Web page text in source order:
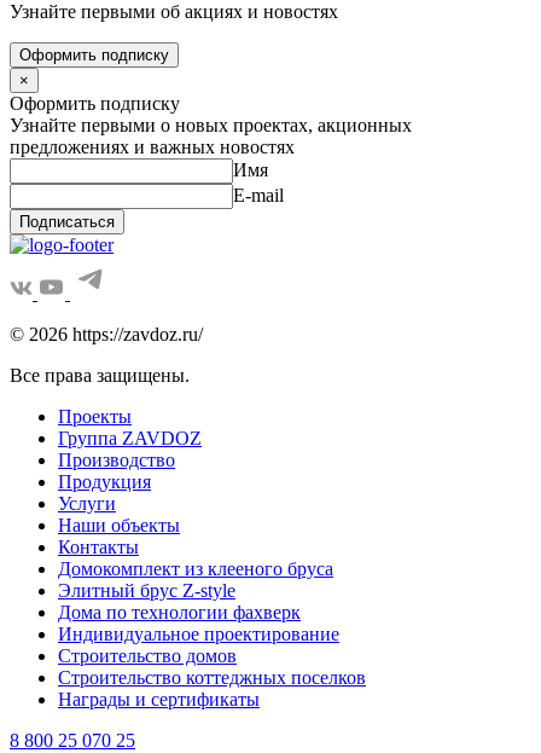
Узнайте первыми об акциях и новостях
Оформить подписку
×
Оформить подписку
Узнайте первыми о новых проектах, акционных
предложениях и важных новостях
Имя
E-mail
Подписаться
© 2026 https://zavdoz.ru/
Все права защищены.
Проекты
Группа ZAVDOZ
Производство
Продукция
Услуги
Наши объекты
Контакты
Домокомплект из клееного бруса
Элитный брус Z-style
Дома по технологии фахверк
Индивидуальное проектирование
Строительство домов
Строительство коттеджных поселков
Награды и сертификаты
8 800 25 070 25